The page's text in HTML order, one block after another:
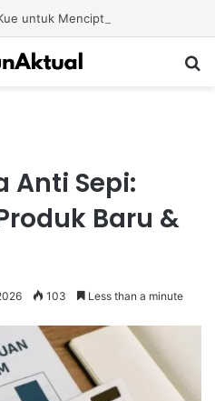
Anti Sepi:
Baru &
103 Less than a minute